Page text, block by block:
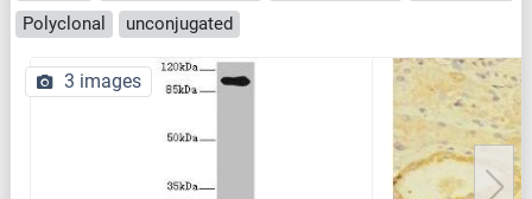
Polyclonal
unconjugated
3 images